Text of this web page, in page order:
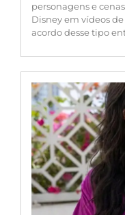
personagens e
Disney em vídeos
acordo desse tipo